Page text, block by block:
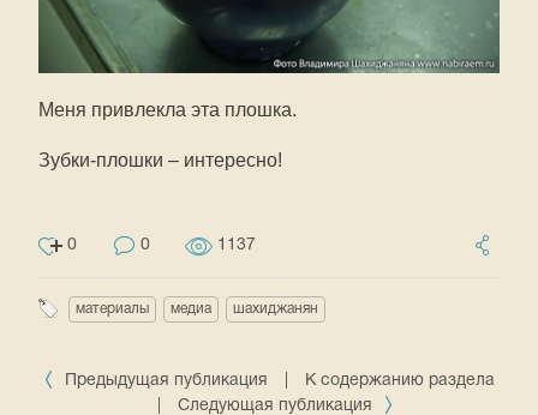
Меня привлекла эта плошка.
Зубки-плошки – интересно!
0 0 1137
материалы медиа шахиджанян
Предыдущая публикация
К содержанию раздела
Следующая публикация